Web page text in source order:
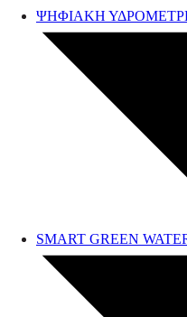
ΨΗΦΙΑΚΗ
SMART GREEN